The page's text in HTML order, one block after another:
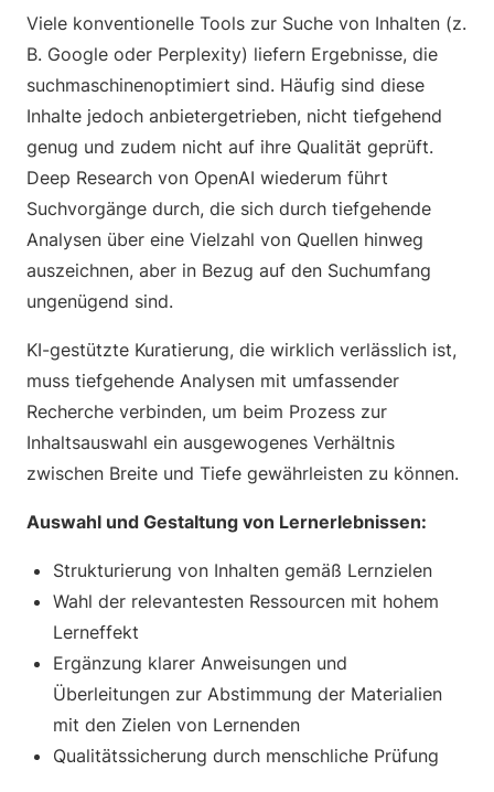
Viele konventionelle Tools zur Suche von Inhalten (z.
B. Google oder Perplexity) liefern Ergebnisse, die
suchmaschinenoptimiert sind. Häufig sind diese
Inhalte jedoch anbietergetrieben, nicht tiefgehend
genug und zudem nicht auf ihre Qualität geprüft.
Deep Research von OpenAI wiederum führt
Suchvorgänge durch, die sich durch tiefgehende
Analysen über eine Vielzahl von Quellen hinweg
auszeichnen, aber in Bezug auf den Suchumfang
ungenügend sind.
KI-gestützte Kuratierung, die wirklich verlässlich ist,
muss tiefgehende Analysen mit umfassender
Recherche verbinden, um beim Prozess zur
Inhaltsauswahl ein ausgewogenes Verhältnis
zwischen Breite und Tiefe gewährleisten zu können.
Auswahl und Gestaltung von Lernerlebnissen:
Strukturierung von Inhalten gemäß Lernzielen
Wahl der relevantesten Ressourcen mit hohem
Lerneffekt
Ergänzung klarer Anweisungen und
Überleitungen zur Abstimmung der Materialien
mit den Zielen von Lernenden
Qualitätssicherung durch menschliche Prüfung